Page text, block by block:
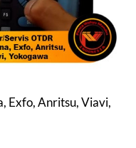
Exfo, Anritsu, Viavi,